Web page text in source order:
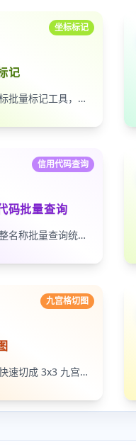
坐标标记
记
在线图片坐标批量标记工具，支持自定义红点、颜色、大小及序号
信用代码查询
码批量查询
通过企业完整名称批量查询统一社会信用代码，适合企业资料整理、名单核验和工商信息匹配
九宫格切图
将一张图片快速切成 3x3 九宫格小图，支持单张下载和 ZIP 打包下载